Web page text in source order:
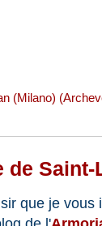
(Milano)
Saint-
que je